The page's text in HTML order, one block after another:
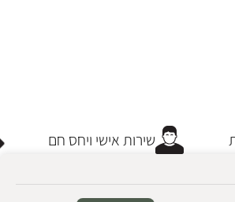
שירות אישי ויחס חם